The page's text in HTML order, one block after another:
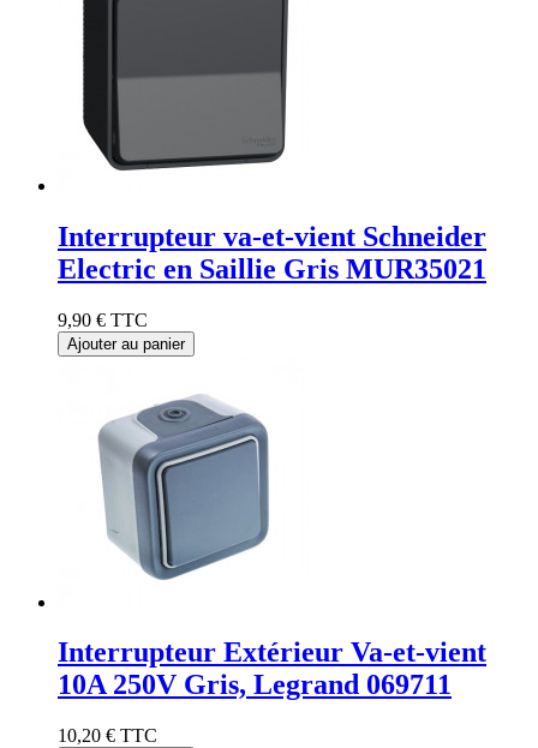
Interrupteur va-et-vient Schneider
Electric en Saillie Gris MUR35021
9,90 € TTC
Ajouter au panier
Interrupteur Extérieur Va-et-vient
10A 250V Gris, Legrand 069711
10,20 € TTC